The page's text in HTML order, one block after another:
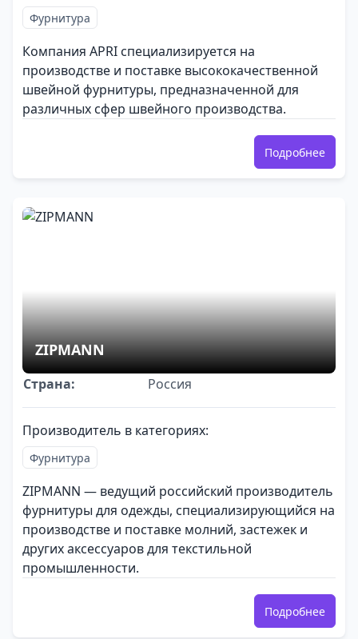
Фурнитура
Компания APRI специализируется на
производстве и поставке высококачественной
швейной фурнитуры, предназначенной для
различных сфер швейного производства.
Подробнее
ZIPMANN
Страна: Россия
Производитель в категориях:
Фурнитура
ZIPMANN — ведущий российский производитель
фурнитуры для одежды, специализирующийся на
производстве и поставке молний, застежек и
других аксессуаров для текстильной
промышленности.
Подробнее